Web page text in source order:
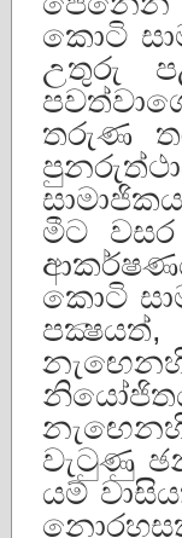
කොටි
උතුරු
තරුණ
මීට
කොටි
වැටුණු
යම්